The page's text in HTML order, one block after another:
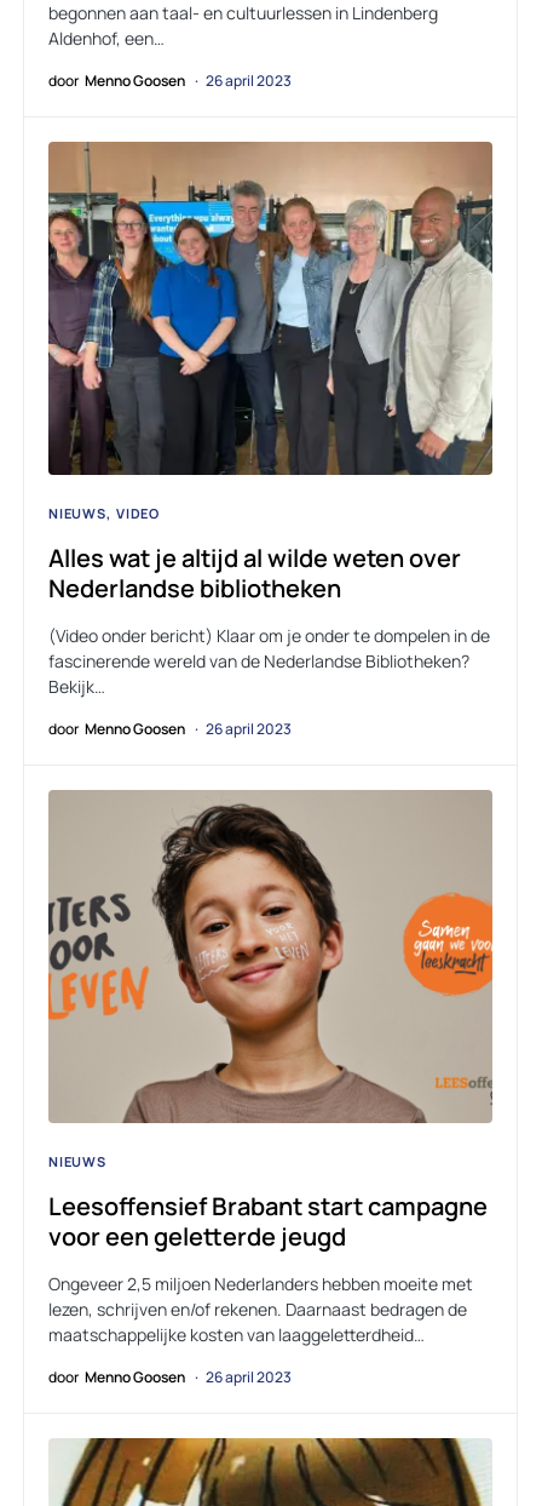
begonnen aan taal- en cultuurlessen in Lindenberg
Aldenhof, een…
door Menno Goosen 26 april 2023
NIEUWS VIDEO
Alles wat je altijd al wilde weten over
Nederlandse bibliotheken
(Video onder bericht) Klaar om je onder te dompelen in de
fascinerende wereld van de Nederlandse Bibliotheken?
Bekijk…
door Menno Goosen 26 april 2023
NIEUWS
Leesoffensief Brabant start campagne
voor een geletterde jeugd
Ongeveer 2,5 miljoen Nederlanders hebben moeite met
lezen, schrijven en/of rekenen. Daarnaast bedragen de
maatschappelijke kosten van laaggeletterdheid…
door Menno Goosen 26 april 2023